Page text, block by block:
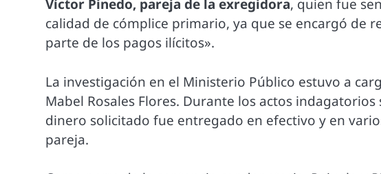
Víctor Pinedo, pareja de la exregidora, quien fue
calidad de cómplice primario, ya que se encargó de
parte de los pagos ilícitos».
La investigación en el Ministerio Público estuvo a
Mabel Rosales Flores. Durante los actos
dinero solicitado fue entregado en efectivo y en
pareja.